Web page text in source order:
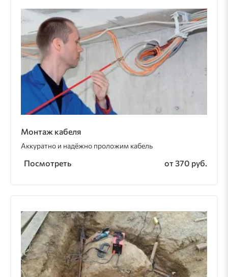
Монтаж кабеля
Аккуратно и надёжно проложим кабель
Посмотреть от 370 руб.